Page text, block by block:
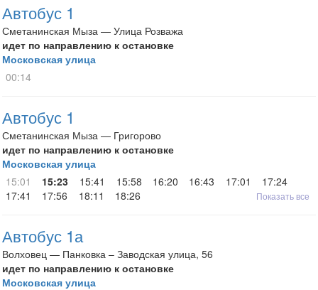
Автобус 1
Сметанинская Мыза — Улица Розважа
идет по направлению к остановке
Московская улица
00:14
Автобус 1
Сметанинская Мыза — Григорово
идет по направлению к остановке
Московская улица
15:01
15:23 15:41 15:58 16:20 16:43 17:01
17:24
17:41
17:56 18:11 18:26 Показать все
Автобус 1а
Волховец — Панковка – Заводская улица, 56
идет по направлению к остановке
Московская улица